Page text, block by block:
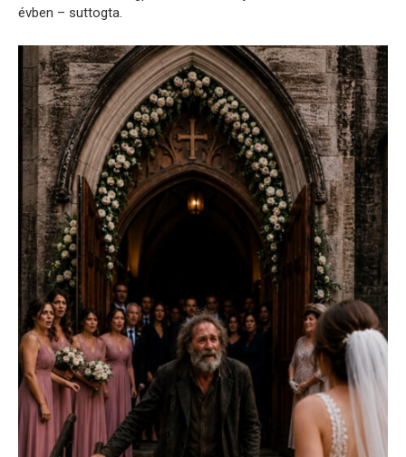
évben – suttogta.